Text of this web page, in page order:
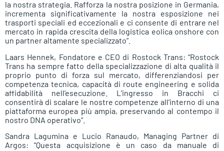
la nostra strategia. Rafforza la nostra posizione in Germania,
incrementa significativamente la nostra esposizione nei
trasporti speciali ed eccezionali e ci consente di entrare nel
mercato in rapida crescita della logistica eolica onshore con
un partner altamente specializzato”.
Laars Hennek, Fondatore e CEO di Rostock Trans: “Rostock
Trans ha sempre fatto della specializzazione di alta qualità il
proprio punto di forza sul mercato, differenziandosi per
competenza tecnica, capacità di route engineering e solida
affidabilità nell’esecuzione. L’ingresso in Bracchi ci
consentirà di scalare le nostre competenze all’interno di una
piattaforma europea più ampia, preservando al contempo il
nostro DNA operativo”.
Sandra Lagumina e Lucio Ranaudo, Managing Partner di
Argos: “Questa acquisizione è un caso da manuale di